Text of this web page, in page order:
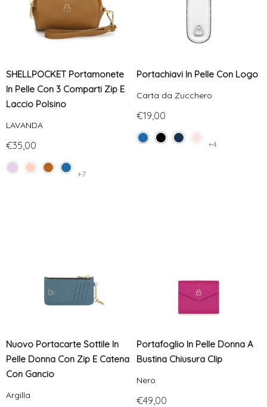
SHELLPOCKET Portamonete
In Pelle Con 3 Comparti Zip E
Laccio Polsino
LAVANDA
€35,00
+7
Portachiavi In Pelle Con Logo
Carta da Zucchero
€19,00
+4
Nuovo Portacarte Sottile In
Pelle Donna Con Zip E Catena
Con Gancio
Argilla
Portafoglio In Pelle Donna A
Bustina Chiusura Clip
Nero
€49,00